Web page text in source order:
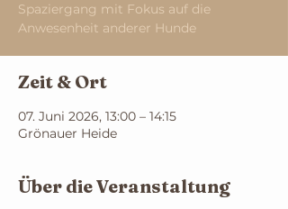
Spaziergang mit Fokus auf die
Anwesenheit anderer Hunde
Zeit & Ort
07. Juni 2026, 13:00 – 14:15
Grönauer Heide
Über die Veranstaltung